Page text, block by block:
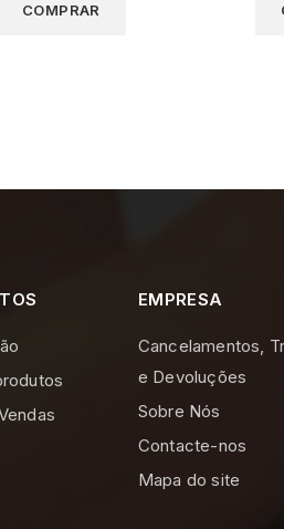
COMPRAR
EMPRESA
Cancelamentos,
e Devoluções
Sobre Nós
Contacte-nos
Mapa do site